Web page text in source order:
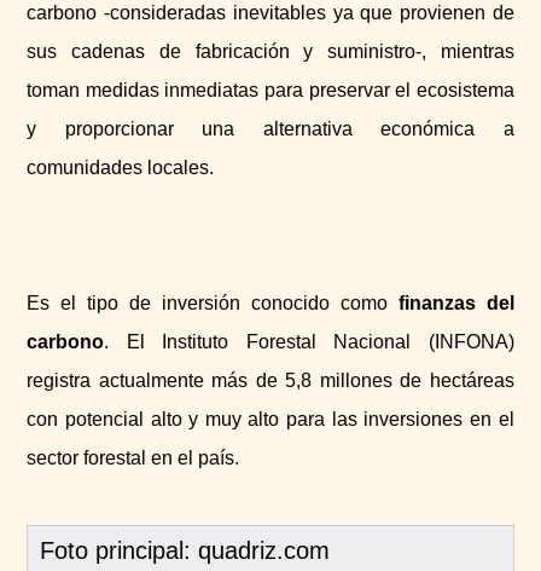
carbono -consideradas inevitables ya que provienen de
sus cadenas de fabricación y suministro-, mientras
toman medidas inmediatas para preservar el ecosistema
y proporcionar una alternativa económica a
comunidades locales.
Es el tipo de inversión conocido como finanzas del
carbono. El Instituto Forestal Nacional (INFONA)
registra actualmente más de 5,8 millones de hectáreas
con potencial alto y muy alto para las inversiones en el
sector forestal en el país.
Foto principal: quadriz.com